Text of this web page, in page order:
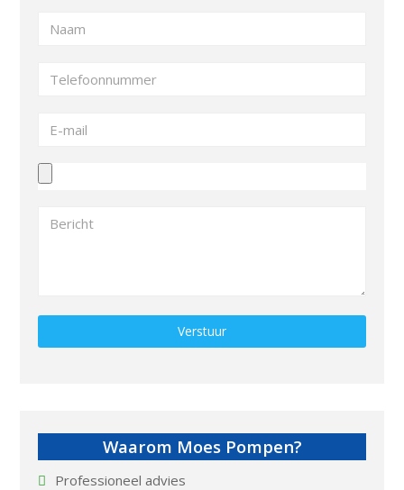
Gelieve dit veld leeg te laten.
Waarom Moes Pompen?
Professioneel advies